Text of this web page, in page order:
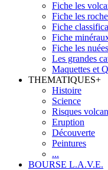
Fiche les
Fiche les
Fiche
Fiche
Fiche les
Les grandes
Maquettes et
THEMATIQUES+
Histoire
Science
Risques
Eruption
Découverte
Peintures
...
BOURSE L.A.V.E.